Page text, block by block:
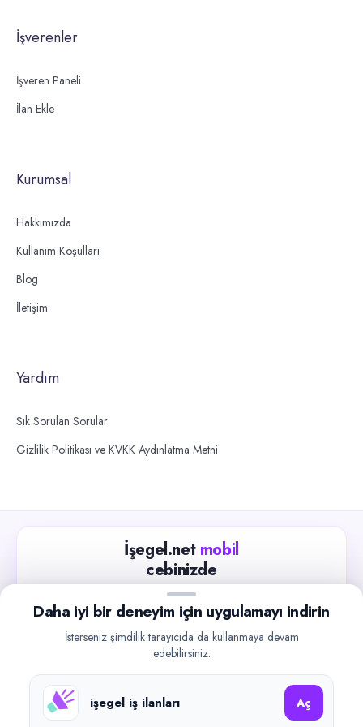
İşverenler
İşveren Paneli
İlan Ekle
Kurumsal
Hakkımızda
Kullanım Koşulları
Blog
İletişim
Yardım
Sık Sorulan Sorular
Gizlilik Politikası ve KVKK Aydınlatma Metni
İşegel.net mobil
cebinizde
Güncel iş ilanlarını takip edin, işverenlerle hızlıca
iletişime geçin.
Google Play
Daha iyi bir deneyim için uygulamayı indirin
İsterseniz şimdilik tarayıcıda da kullanmaya devam
edebilirsiniz.
işegel iş ilanları Aç